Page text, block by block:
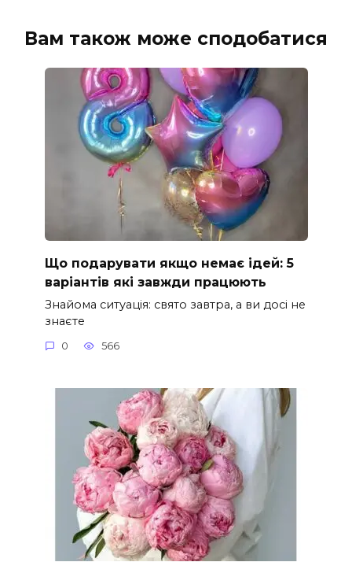
Вам також може сподобатися
Що подарувати якщо немає ідей: 5
варіантів які завжди працюють
Знайома ситуація: свято завтра, а ви досі не
знаєте
0 566